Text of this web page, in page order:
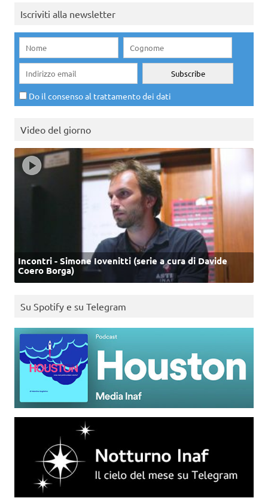
Iscriviti alla newsletter
Do il consenso al trattamento dei dati
Video del giorno
Incontri - Simone Iovenitti (serie a cura di Davide
Coero Borga)
Su Spotify e su Telegram